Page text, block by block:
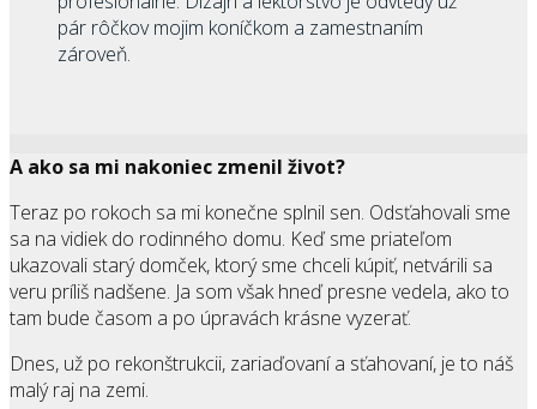
pár rôčkov mojim koníčkom a zamestnaním
zároveň.
A ako sa mi nakoniec zmenil život?
Teraz po rokoch sa mi konečne splnil sen. Odsťahovali sme
sa na vidiek do rodinného domu. Keď sme priateľom
ukazovali starý domček, ktorý sme chceli kúpiť, netvárili sa
veru príliš nadšene. Ja som však hneď presne vedela, ako to
tam bude časom a po úpravách krásne vyzerať.
Dnes, už po rekonštrukcii, zariaďovaní a sťahovaní, je to náš
malý raj na zemi.